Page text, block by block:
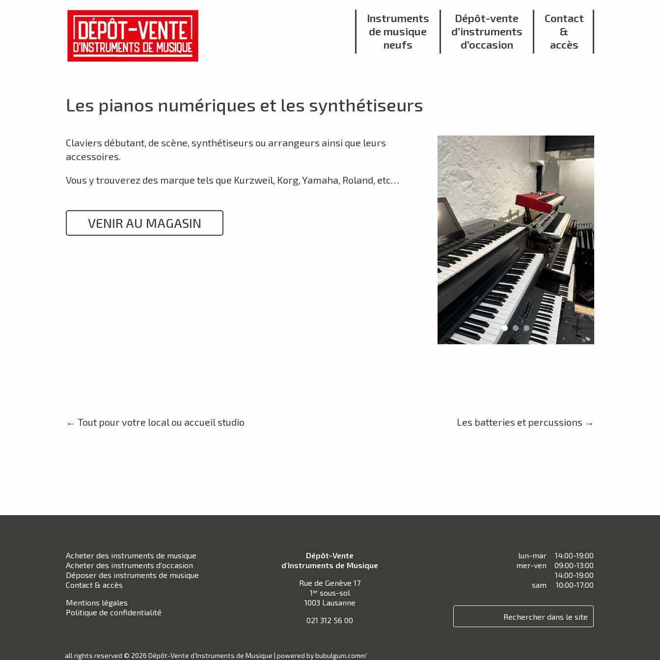
Instruments
de musique
neufs
Dépôt-vente
d’instruments
d’occasion
Contact
&
accès
Les pianos numériques et les synthétiseurs
Claviers débutant, de scène, synthétiseurs ou arrangeurs ainsi que leurs
accessoires.
Vous y trouverez des marque tels que Kurzweil, Korg, Yamaha, Roland, etc…
VENIR AU MAGASIN
←Tout pour votre local ou accueil studio Les batteries et percussions →
Acheter des instruments de musique
Acheter des instruments d'occasion
Déposer des instruments de musique
Contact & accès
Mentions légales
Politique de confidentialité
Dépôt-Vente
d'Instruments de Musique
Rue de Genève 17
1 ersous-sol
1003 Lausanne
021 312 56 00
lun-mar
14:00-19:00
mer-ven
09:00-13:00
14:00-19:00
sam
10:00-17:00
all rights reserved © 2026 Dépôt-Vente d’Instruments de Musique | powered by bubulgum.comm'